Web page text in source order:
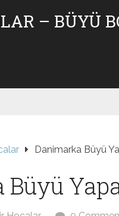
– BÜYÜ
Danimarka Büyü